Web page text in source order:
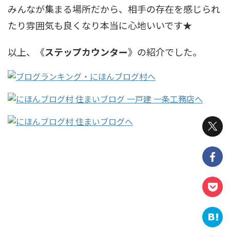
みんなが集まる場所だから、相手の存在を感じられ
たり雰囲気も良くなり本当に心地いいです★
以上、《ステップカウンター》の紹介でした。